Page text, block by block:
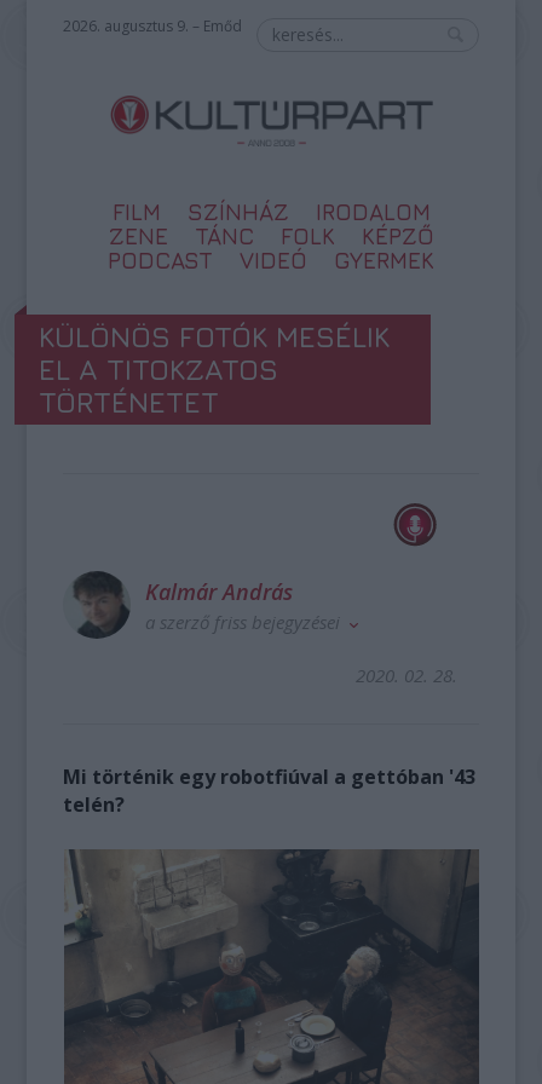
2026. augusztus 9. – Emőd
FILM SZÍNHÁZ
IRODALOM
ZENE
TÁNC FOLK
KÉPZŐ
PODCAST
VIDEÓ GYERMEK
KÜLÖNÖS FOTÓK MESÉLIK
EL A TITOKZATOS
TÖRTÉNETET
Kalmár András
a szerző friss bejegyzései
2020. 02. 28.
Mi történik egy robotfiúval a gettóban '43
telén?